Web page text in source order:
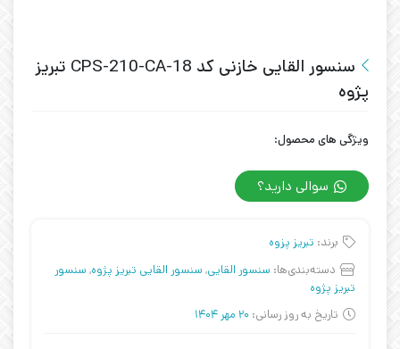
سنسور القایی خازنی کد CPS-210-CA-18 تبریز
پژوه
ویژگی های محصول:
سوالی دارید؟
برند: تبریز پزوه
دسته‌بندی‌ها: سنسور القایی, سنسور القایی تبریز پژوه, سنسور
تبریز پژوه
تاریخ به روز رسانی: 20 مهر 1404